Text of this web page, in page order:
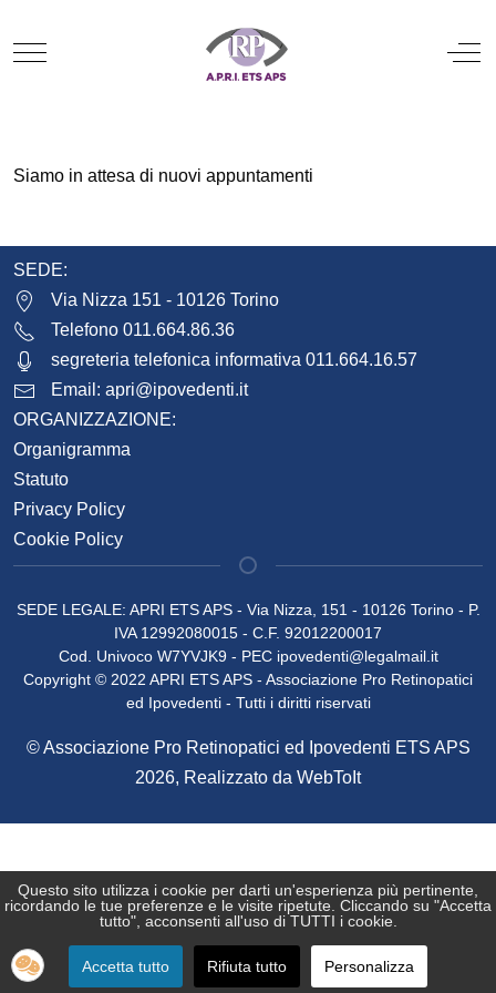
Mobile Menu Toggle Off-
Siamo in attesa di nuovi appuntamenti
SEDE:
Via Nizza 151 - 10126 Torino
Telefono 011.664.86.36
segreteria telefonica informativa 011.664.16.57
Email: apri@ipovedenti.it
ORGANIZZAZIONE:
Organigramma
Statuto
Privacy Policy
Cookie Policy
SEDE LEGALE: APRI ETS APS - Via Nizza, 151 - 10126 Torino - P.
IVA 12992080015 - C.F. 92012200017
Cod. Univoco W7YVJK9 - PEC ipovedenti@legalmail.it
Copyright © 2022 APRI ETS APS - Associazione Pro Retinopatici
ed Ipovedenti - Tutti i diritti riservati
© Associazione Pro Retinopatici ed Ipovedenti ETS APS
2026, Realizzato da WebToIt
Questo sito utilizza i cookie per darti un'esperienza più pertinente,
ricordando le tue preferenze e le visite ripetute. Cliccando su "Accetta
tutto", acconsenti all'uso di TUTTI i cookie.
Accetta tutto Rifiuta tutto Personalizza